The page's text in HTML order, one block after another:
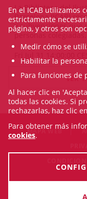
La Biblioteca del
Barcelona (ICAB)
y subvenciones que
personas colegiadas.
VER
MAPA WEB
© Fri Aug 07 07:40:29
En el ICAB utilizamos
estrictamente
página, y otros son
Medir cómo se
Habilitar la
Para funciones de
Al hacer clic en
todas las cookies. Si
rechazarlas, haz clic
Para obtener más
cookies.